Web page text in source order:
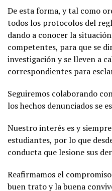
De esta forma, y tal como
todos los protocolos del
dando a conocer la
competentes, para que se
investigación y se lleven a
correspondientes para
Seguiremos colaborando
los hechos denunciados se
Nuestro interés es y
estudiantes, por lo que
conducta que lesione sus
Reafirmamos el
buen trato y la buena